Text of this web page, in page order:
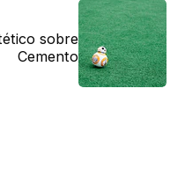
sobre
Cemento